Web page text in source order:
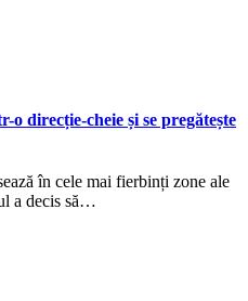
direcție-cheie și se pregătește
în cele mai fierbinți zone ale
a decis să…